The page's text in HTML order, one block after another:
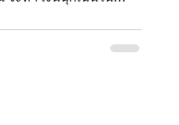
ข้าใจง่าย และช่วยให้คุณ
ทันที ทำไมต้องหาเงิน